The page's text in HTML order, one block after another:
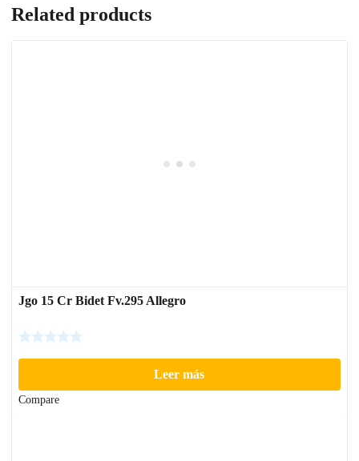
Related products
Jgo 15 Cr Bidet Fv.295 Allegro
Leer más
Compare